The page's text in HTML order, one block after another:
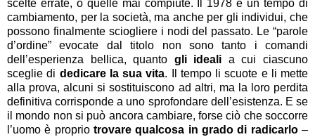
scelte errate, o quelle mai compiute. Il 1978 è un tempo di
cambiamento, per la società, ma anche per gli individui, che
possono finalmente sciogliere i nodi del passato. Le “parole
d’ordine” evocate dal titolo non sono tanto i comandi
dell’esperienza bellica, quanto gli ideali a cui ciascuno
sceglie di dedicare la sua vita. Il tempo li scuote e li mette
alla prova, alcuni si sostituiscono ad altri, ma la loro perdita
definitiva corrisponde a uno sprofondare dell’esistenza. E se
il mondo non si può ancora cambiare, forse ciò che soccorre
l’uomo è proprio trovare qualcosa in grado di radicarlo–